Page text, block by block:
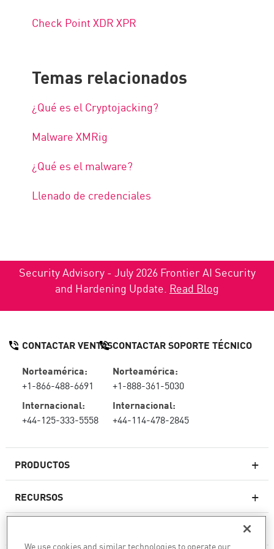
Check Point XDR XPR
Temas relacionados
¿Qué es el Cryptojacking?
Malware XMRig
¿Qué es el malware?
Llenado de credenciales
Security Advisory - July 2026 Frontier AI Security
and Hardening Update. Read Blog
PRODUCTOS
Firewall de última generación
RECURSOS
CONTACTAR VENTAS
Norteamérica:
+1-866-488-6691
Internacional:
+44-125-333-5558
CONTACTAR SOPORTE TÉCNICO
Norteamérica:
+1-888-361-5030
Internacional:
+44-114-478-2845
We use cookies and similar technologies to operate our